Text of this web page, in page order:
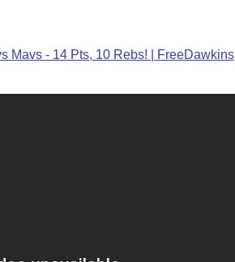
Mavs - 14 Pts, 10 Rebs! | FreeDawkins